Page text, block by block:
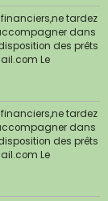
tardez
dans
des prêts
Le
tardez
dans
des prêts
Le